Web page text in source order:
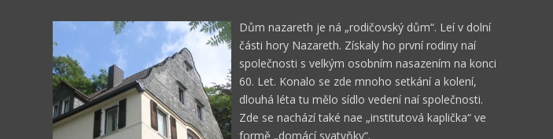
Dům nazareth je ná „rodičovský dům“. Leí v dolní
části hory Nazareth. Získaly ho první rodiny naí
společnosti s velkým osobním nasazením na konci
60. Let. Konalo se zde mnoho setkání a kolení,
dlouhá léta tu mělo sídlo vedení naí společnosti.
Zde se nachází také nae „institutová kaplička“ ve
formě „domácí svatyňky“.